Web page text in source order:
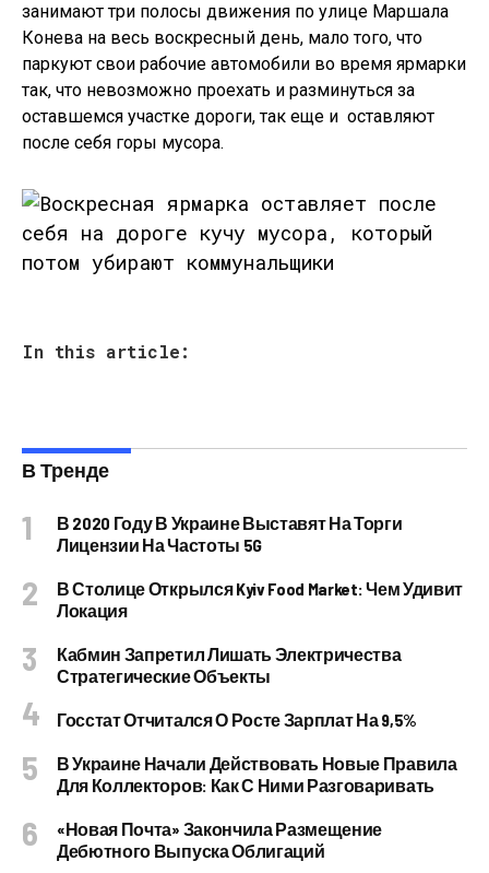
занимают три полосы движения по улице Маршала
Конева на весь воскресный день, мало того, что
паркуют свои рабочие автомобили во время ярмарки
так, что невозможно проехать и разминуться за
оставшемся участке дороги, так еще и оставляют
после себя горы мусора.
In this article:
В Тренде
В 2020 Году В Украине Выставят На Торги
Лицензии На Частоты 5G
В Столице Открылся Kyiv Food Market: Чем Удивит
Локация
Кабмин Запретил Лишать Электричества
Стратегические Объекты
Госстат Отчитался О Росте Зарплат На 9,5%
В Украине Начали Действовать Новые Правила
Для Коллекторов: Как С Ними Разговаривать
«Новая Почта» Закончила Размещение
Дебютного Выпуска Облигаций